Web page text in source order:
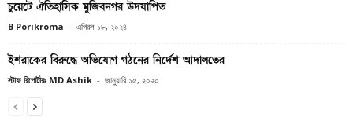
চুয়েটে ঐতিহাসিক মুজিবনগর উদযাপিত
B Porikroma - এপ্রিল ১৮, ২০২৪
ইশরাকের বিরুদ্ধে অভিযোগ গঠনের নির্দেশ আদালতের
স্টাফ রিপোর্টারঃ MD Ashik - জানুয়ারি ১৫, ২০২০